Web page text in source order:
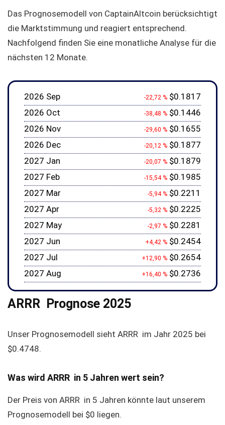
Das Prognosemodell von CaptainAltcoin berücksichtigt
die Marktstimmung und reagiert entsprechend.
Nachfolgend finden Sie eine monatliche Analyse für die
nächsten 12 Monate.
2026 Sep -22,72 % $0.1817
2026 Oct
-38,48 % $0.1446
2026 Nov
-29,60 % $0.1655
2026 Dec
-20,12 % $0.1877
2027 Jan
-20,07 % $0.1879
2027 Feb
-15,54 % $0.1985
2027 Mar
-5,94 % $0.2211
2027 Apr
-5,32 % $0.2225
2027 May
-2,97 % $0.2281
2027 Jun
+4,42 % $0.2454
2027 Jul
+12,90 % $0.2654
2027 Aug
+16,40 % $0.2736
ARRR Prognose 2025
Unser Prognosemodell sieht ARRR im Jahr 2025 bei
$0.4748.
Was wird ARRR in 5 Jahren wert sein?
Der Preis von ARRR in 5 Jahren könnte laut unserem
Prognosemodell bei $0 liegen.